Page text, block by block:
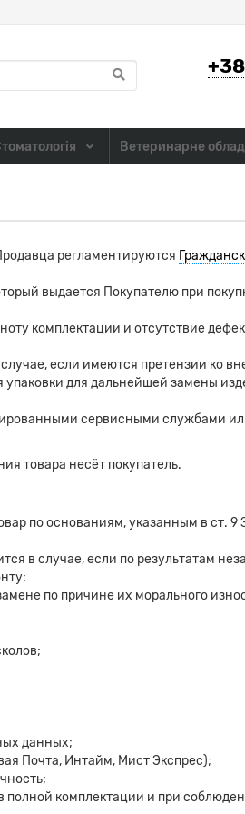
Ветеринарне
регламентируются
выдается Покупателю при
комплектации и отсутствие
если имеются претензии ко
упаковки для дальнейшей замены
сервисными службами
товара несёт покупатель.
по основаниям, указанным в ст.
в случае, если по результатам
по причине их морального
данных;
Почта, Интайм, Мист Экспрес);
комплектации и при